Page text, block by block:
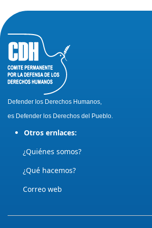
Defender los Derechos Humanos,
es Defender los Derechos del Pueblo.
Otros ernlaces:
¿Quiénes somos?
¿Qué hacemos?
Correo web